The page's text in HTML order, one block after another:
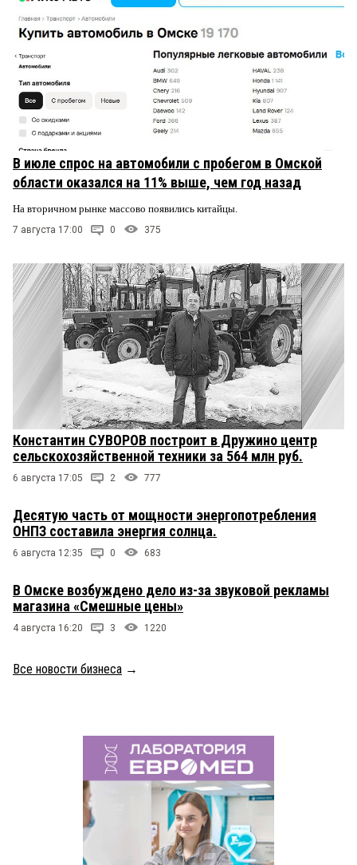
В июле спрос на автомобили с пробегом в Омской
области оказался на 11% выше, чем год назад
На вторичном рынке массово появились китайцы.
7 августа 17:00 0 375
Константин СУВОРОВ построит в Дружино центр
сельскохозяйственной техники за 564 млн руб.
6 августа 17:05 2 777
Десятую часть от мощности энергопотребления
ОНПЗ составила энергия солнца.
6 августа 12:35 0 683
В Омске возбуждено дело из-за звуковой рекламы
магазина «Смешные цены»
4 августа 16:20 3 1220
Все новости бизнеса →